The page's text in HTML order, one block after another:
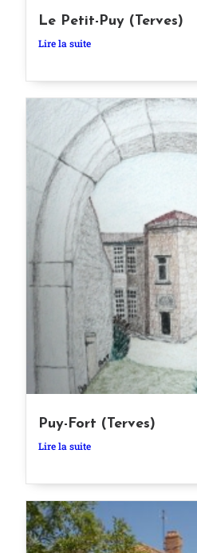
Le Petit-Puy (Terves)
Lire la suite
Puy-Fort (Terves)
Lire la suite